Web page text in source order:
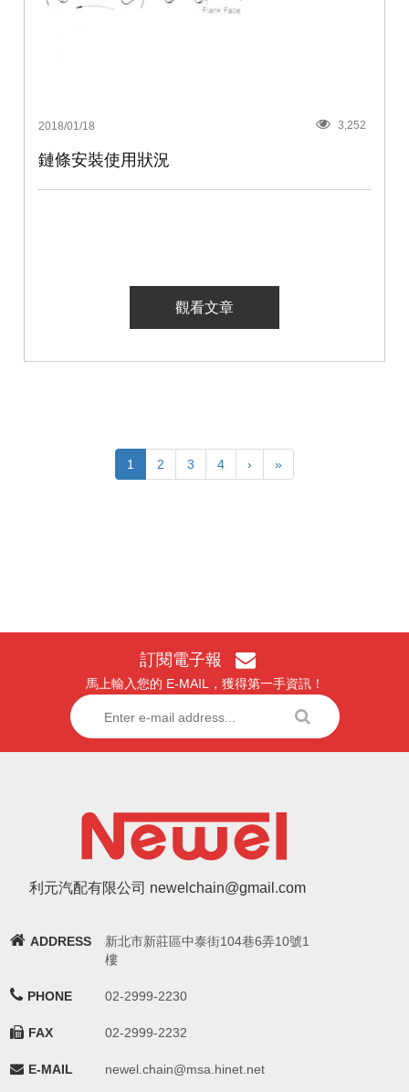
2018/01/18 3,252
鏈條安裝使用狀況
觀看文章
1 2 3 4 › »
訂閱電子報
馬上輸入您的 E-MAIL，獲得第一手資訊！
利元汽配有限公司 newelchain@gmail.com
ADDRESS
新北市新莊區中泰街104巷6弄10號1
樓
PHONE 02-2999-2230
FAX 02-2999-2232
E-MAIL newel.chain@msa.hinet.net